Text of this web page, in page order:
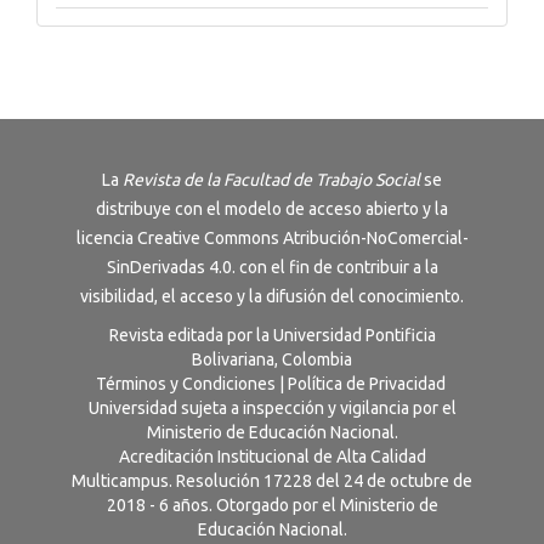
La Revista de la Facultad de Trabajo Socialse
distribuye con el modelo de acceso abierto y la
licencia Creative Commons Atribución-NoComercial-
SinDerivadas 4.0. con el fin de contribuir a la
visibilidad, el acceso y la difusión del conocimiento.
Revista editada por la Universidad Pontificia
Bolivariana, Colombia
Términos y Condiciones
Política de Privacidad
Universidad sujeta a inspección y vigilancia por el
Ministerio de Educación Nacional.
Acreditación Institucional de Alta Calidad
Multicampus. Resolución 17228 del 24 de octubre de
2018 - 6 años. Otorgado por el Ministerio de
Educación Nacional.